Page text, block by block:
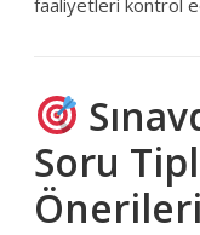
faaliyetleri kontrol
Soru
Önerileri